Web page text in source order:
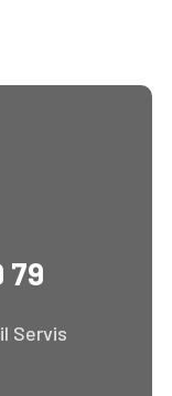
79
Servis